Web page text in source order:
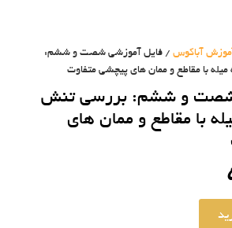
آباکوس / فایل آموزشی شصت و ششم:
با مقاطع و ممان های پیچشی متفاوت
شصت و ششم: بررسی تنش
با مقاطع و ممان های